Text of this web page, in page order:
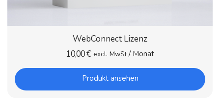
WebConnect Lizenz
10,00€ excl. MwSt / Monat
Produkt ansehen